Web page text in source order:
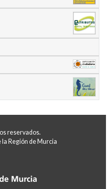
reservados.
Región de Murcia